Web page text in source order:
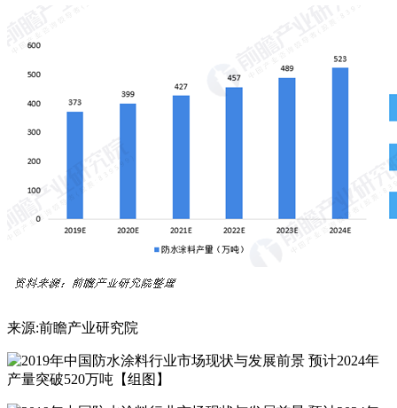
来源:前瞻产业研究院